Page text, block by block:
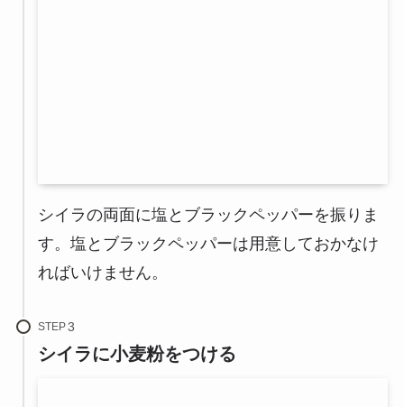
シイラの両面に塩とブラックペッパーを振りま
す。塩とブラックペッパーは用意しておかなけ
ればいけません。
STEP
シイラに小麦粉をつける